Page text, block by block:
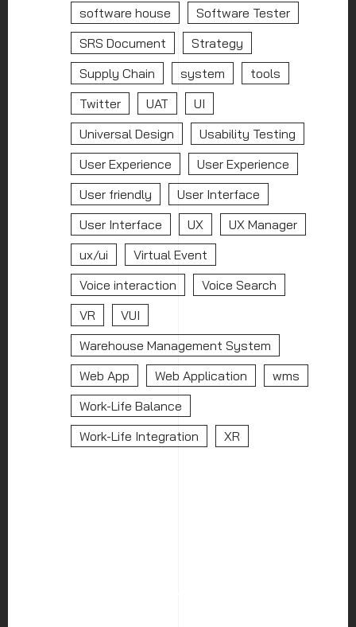
software house
Software Tester
SRS Document
Strategy
Supply Chain
system
tools
Twitter
UAT
UI
Universal Design
Usability Testing
User Experience
User Experience
User friendly
User Interface
User Interface
UX
UX Manager
ux/ui
Virtual Event
Voice interaction
Voice Search
VR
VUI
Warehouse Management System
Web App
Web Application
wms
Work-Life Balance
Work-Life Integration
XR